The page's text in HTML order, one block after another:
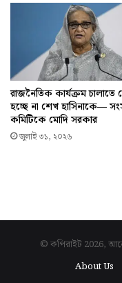
© কপিরাইট 2026, আলোর
About Us